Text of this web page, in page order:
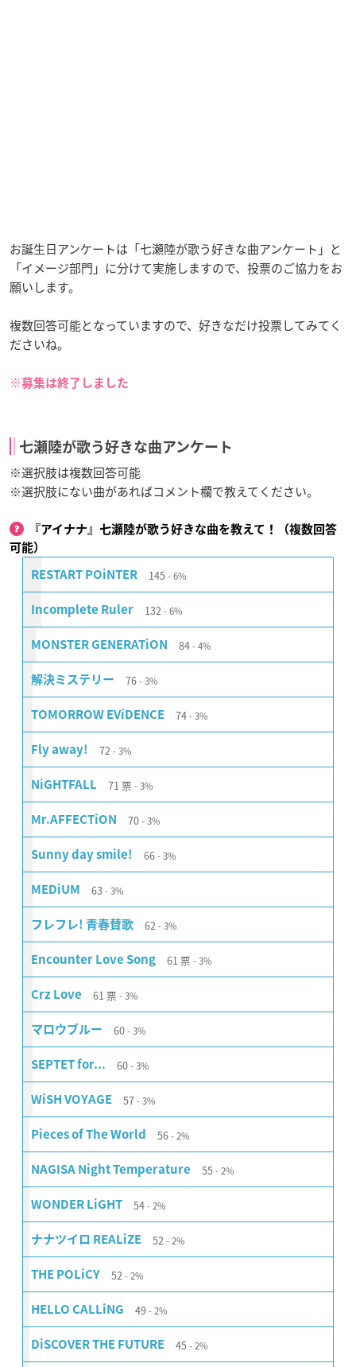
お誕生日アンケートは「七瀬陸が歌う好きな曲アンケート」と
「イメージ部門」に分けて実施しますので、投票のご協力をお
願いします。
複数回答可能となっていますので、好きなだけ投票してみてく
ださいね。
※募集は終了しました
七瀬陸が歌う好きな曲アンケート
※選択肢は複数回答可能
※選択肢にない曲があればコメント欄で教えてください。
『アイナナ』七瀬陸が歌う好きな曲を教えて！（複数回答
可能）
RESTART POiNTER 145 6%
Incomplete Ruler 132 6%
MONSTER GENERATiON 84 4%
解決ミステリー 76 3%
TOMORROW EViDENCE 74 3%
Fly away! 72 3%
NiGHTFALL 71 票 3%
Mr.AFFECTiON 70 3%
Sunny day smile! 66 3%
MEDiUM 63 3%
フレフレ! 青春賛歌 62 3%
Encounter Love Song 61 票 3%
Crz Love 61 票 3%
マロウブルー 60 3%
SEPTET for... 60 3%
WiSH VOYAGE 57 3%
Pieces of The World 56 2%
NAGISA Night Temperature 55 2%
WONDER LiGHT 54 2%
ナナツイロ REALiZE 52 2%
THE POLiCY 52 2%
HELLO CALLiNG 49 2%
DiSCOVER THE FUTURE 45 2%